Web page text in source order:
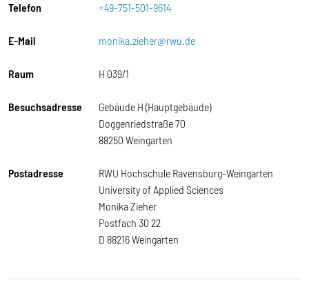
Telefon +49-751-501-9614
E-Mail monika.zieher@rwu.de
Raum H 039/1
Besuchsadresse
Gebäude H (Hauptgebäude)
Doggenriedstraße 70
88250 Weingarten
Postadresse
RWU Hochschule Ravensburg-Weingarten
University of Applied Sciences
Monika Zieher
Postfach 30 22
D 88216 Weingarten